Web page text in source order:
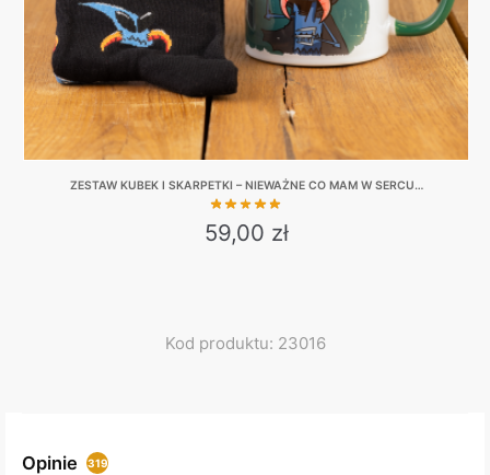
ZESTAW KUBEK I SKARPETKI – NIEWAŻNE CO MAM W SERCU…
59,00 zł
multiple
Kod produktu: 23016
Opinie 319